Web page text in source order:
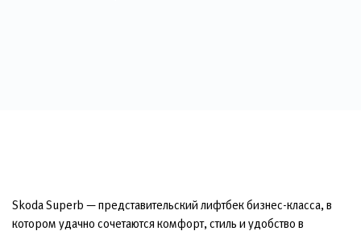
Skoda Superb — представительский лифтбек бизнес-класса, в
котором удачно сочетаются комфорт, стиль и удобство в